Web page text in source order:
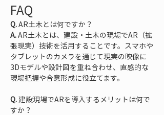
FAQ
Q.
A. AR土木とは、建設・土木の現場でAR（拡
張現実）技術を活用することです。スマホや
タブレットのカメラを通じて現実の映像に
3Dモデルや設計図を重ね合わせ、直感的な
現場把握や合意形成に役立てます。
Q. 建設現場でARを導入するメリットは何で